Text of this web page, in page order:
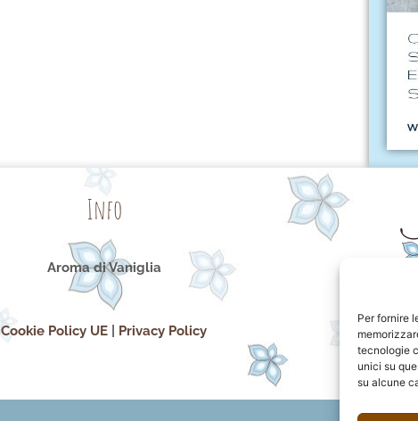
Per fornire
tecnologie
unici su
su alcune
Info
Aroma di Vaniglia
Cookie Policy UE Privacy Policy